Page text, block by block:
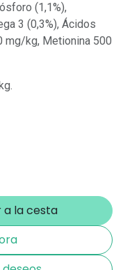
(1,1%),
3 (0,3%), Ácidos
mg/kg, Metionina 500
a la cesta